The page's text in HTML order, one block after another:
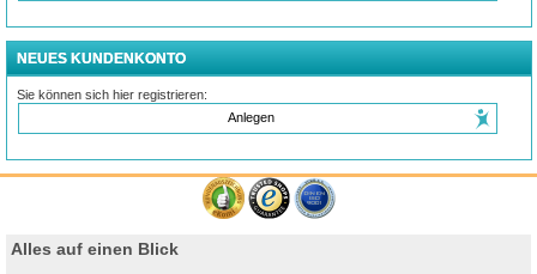
NEUES KUNDENKONTO
Sie können sich hier registrieren:
Anlegen
Alles auf einen Blick